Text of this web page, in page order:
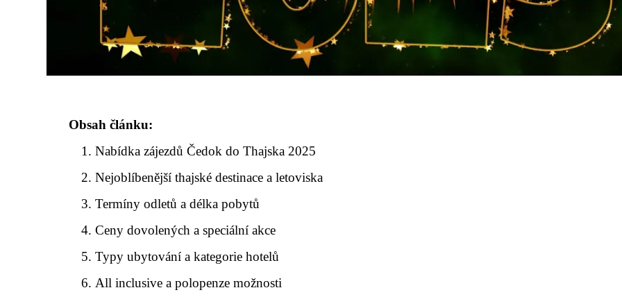
Obsah článku:
Nabídka zájezdů Čedok do Thajska 2025
Nejoblíbenější thajské destinace a letoviska
Termíny odletů a délka pobytů
Ceny dovolených a speciální akce
Typy ubytování a kategorie hotelů
All inclusive a polopenze možnosti